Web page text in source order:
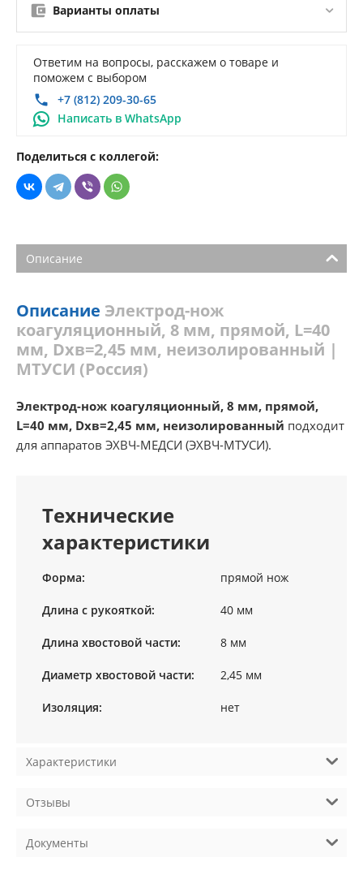
Варианты оплаты
Ответим на вопросы, расскажем о товаре и
поможем с выбором
+7 (812) 209-30-65
Написать в WhatsApp
Поделиться с коллегой:
Описание
Описание Электрод-нож
коагуляционный, 8 мм, прямой, L=40
мм, Dхв=2,45 мм, неизолированный |
МТУСИ (Россия)
Электрод-нож коагуляционный, 8 мм, прямой,
L=40 мм, Dхв=2,45 мм, неизолированный подходит
для аппаратов ЭХВЧ-МЕДСИ (ЭХВЧ-МТУСИ).
Технические
характеристики
Форма: прямой нож
Длина с рукояткой: 40 мм
Длина хвостовой части: 8 мм
Диаметр хвостовой части: 2,45 мм
Изоляция: нет
Характеристики
Отзывы
Документы